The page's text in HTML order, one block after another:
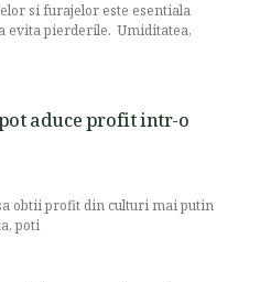
si furajelor este esentiala
evita pierderile. Umiditatea,
aduce profit intr-o
obtii profit din culturi mai putin
poti